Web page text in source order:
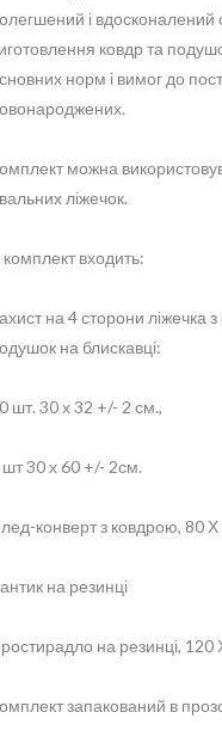
і вдосконалений
ковдр та
норм і вимог до
можна
ліжечок.
комплект входить:
на 4 сторони ліжечка
на блискавці:
шт. 30 х 32 +/- 2 см.,
шт 30 х 60 +/- 2см.
конверт з ковдрою, 80
на резинці
на резинці, 120
запакований в